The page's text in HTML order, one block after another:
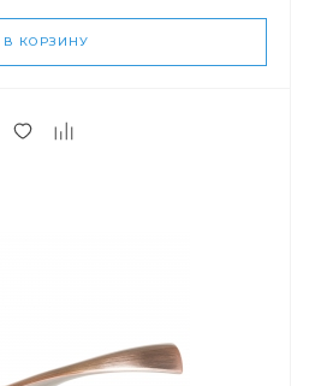
В КОРЗИНУ